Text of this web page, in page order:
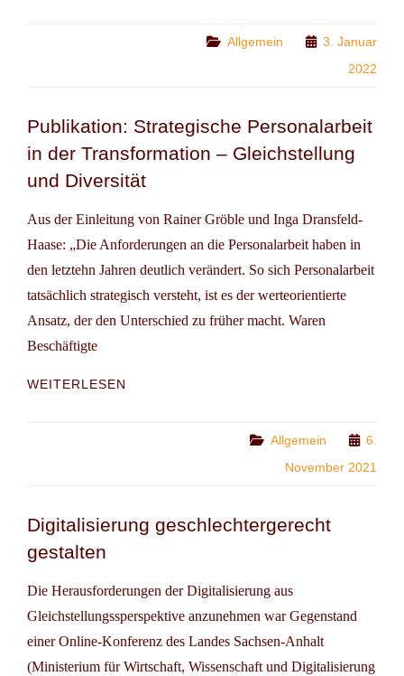
Categories
Allgemein
3. Januar
2022
Publikation: Strategische Personalarbeit
in der Transformation – Gleichstellung
und Diversität
Aus der Einleitung von Rainer Gröble und Inga Dransfeld-
Haase: „Die Anforderungen an die Personalarbeit haben in
den letztehn Jahren deutlich verändert. So sich Personalarbeit
tatsächlich strategisch versteht, ist es der werteorientierte
Ansatz, der den Unterschied zu früher macht. Waren
Beschäftigte
WEITERLESEN
UND
Categories
Allgemein
6.
November 2021
Digitalisierung geschlechtergerecht
gestalten
Die Herausforderungen der Digitalisierung aus
Gleichstellungssperspektive anzunehmen war Gegenstand
einer Online-Konferenz des Landes Sachsen-Anhalt
(Ministerium für Wirtschaft, Wissenschaft und Digitalisierung